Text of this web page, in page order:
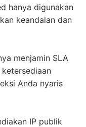
hanya digunakan
keandalan dan
menjamin SLA
Anda nyaris
IP publik